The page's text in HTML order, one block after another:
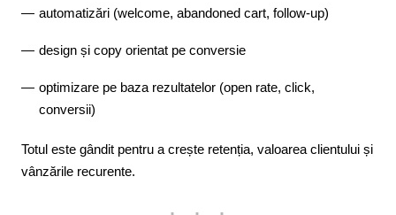
automatizări (welcome, abandoned cart, follow-up)
design și copy orientat pe conversie
optimizare pe baza rezultatelor (open rate, click,
conversii)
Totul este gândit pentru a crește retenția, valoarea clientului și
vânzările recurente.